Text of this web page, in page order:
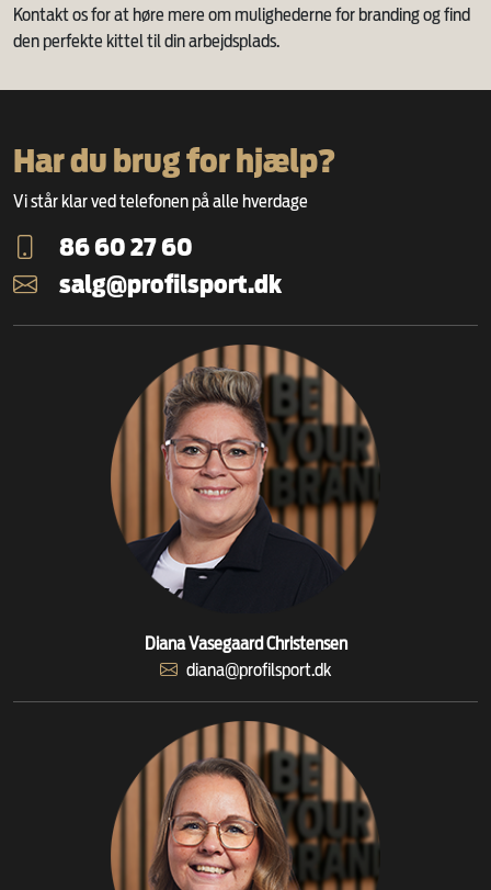
Kontakt os for at høre mere om mulighederne for branding og find
den perfekte kittel til din arbejdsplads.
Har du brug for hjælp?
Vi står klar ved telefonen på alle hverdage
86 60 27 60
salg@profilsport.dk
Diana Vasegaard Christensen
diana@profilsport.dk